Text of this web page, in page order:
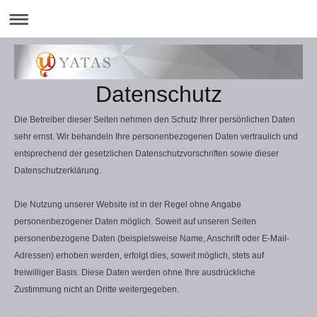
Datenschutz
Die Betreiber dieser Seiten nehmen den Schutz Ihrer persönlichen Daten
sehr ernst. Wir behandeln Ihre personenbezogenen Daten vertraulich und
entsprechend der gesetzlichen Datenschutzvorschriften sowie dieser
Datenschutzerklärung.
Die Nutzung unserer Website ist in der Regel ohne Angabe
personenbezogener Daten möglich. Soweit auf unseren Seiten
personenbezogene Daten (beispielsweise Name, Anschrift oder E-Mail-
Adressen) erhoben werden, erfolgt dies, soweit möglich, stets auf
freiwilliger Basis. Diese Daten werden ohne Ihre ausdrückliche
Zustimmung nicht an Dritte weitergegeben.